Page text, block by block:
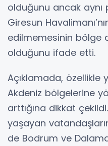
olduğunu ancak
Giresun
edilmemesinin bölge
olduğunu ifade etti.
Açıklamada, özellikle
Akdeniz bölgelerine
arttığına dikkat
yaşayan
de Bodrum ve